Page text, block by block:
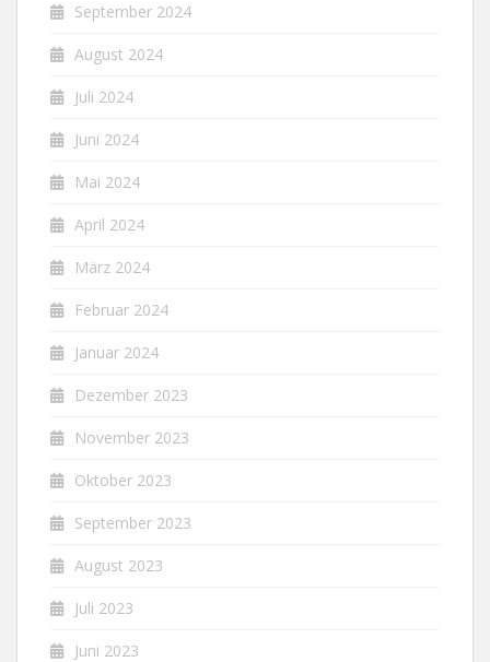
September 2024
August 2024
Juli 2024
Juni 2024
Mai 2024
April 2024
März 2024
Februar 2024
Januar 2024
Dezember 2023
November 2023
Oktober 2023
September 2023
August 2023
Juli 2023
Juni 2023